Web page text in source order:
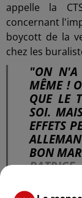
appelle la
concernant
boycott de la
chez les
"ON N'A
MÊME !
QUE LE
SOI.
EFFETS
BON